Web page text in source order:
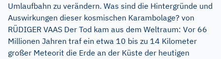
Umlaufbahn zu verändern. Was sind die Hintergründe und
Auswirkungen dieser kosmischen Karambolage? von
RÜDIGER VAAS Der Tod kam aus dem Weltraum: Vor 66
Millionen Jahren traf ein etwa 10 bis zu 14 Kilometer
großer Meteorit die Erde an der Küste der heutigen